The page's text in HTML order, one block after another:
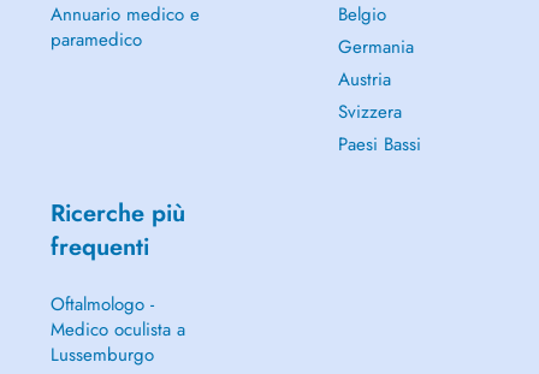
Annuario medico e
paramedico
Belgio
Germania
Austria
Svizzera
Paesi Bassi
Ricerche più
frequenti
Oftalmologo -
Medico oculista a
Lussemburgo